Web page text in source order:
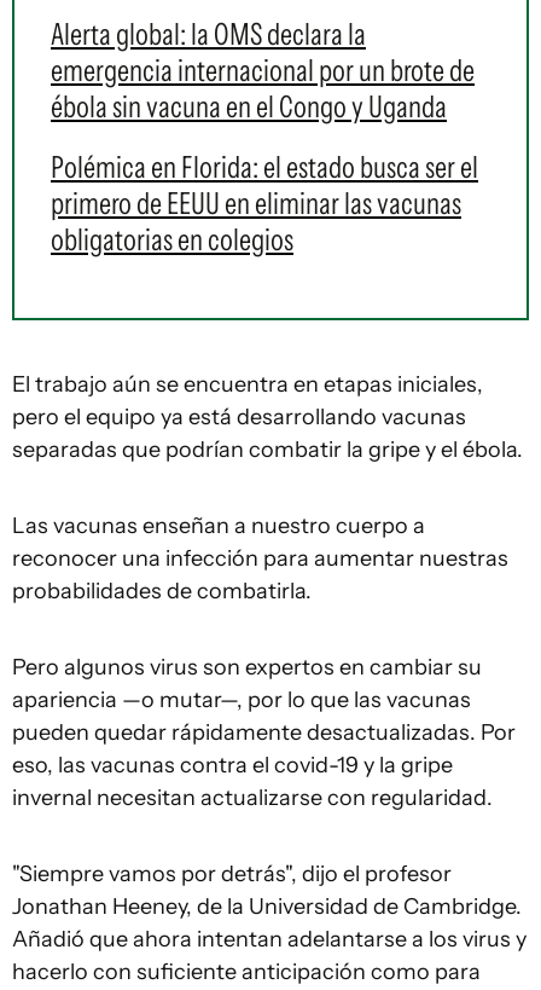
Alerta global: la OMS declara la
emergencia internacional por un brote de
ébola sin vacuna en el Congo y Uganda
Polémica en Florida: el estado busca ser el
primero de EEUU en eliminar las vacunas
obligatorias en colegios
El trabajo aún se encuentra en etapas iniciales,
pero el equipo ya está desarrollando vacunas
separadas que podrían combatir la gripe y el ébola.
Las vacunas enseñan a nuestro cuerpo a
reconocer una infección para aumentar nuestras
probabilidades de combatirla.
Pero algunos virus son expertos en cambiar su
apariencia —o mutar—, por lo que las vacunas
pueden quedar rápidamente desactualizadas. Por
eso, las vacunas contra el covid-19 y la gripe
invernal necesitan actualizarse con regularidad.
"Siempre vamos por detrás", dijo el profesor
Jonathan Heeney, de la Universidad de Cambridge.
Añadió que ahora intentan adelantarse a los virus y
hacerlo con suficiente anticipación como para